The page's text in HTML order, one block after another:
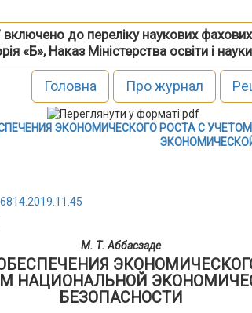
включено до переліку наукових
«Б», Наказ Міністерства освіти і
Головна Про журнал
ЭКОНОМИЧЕСКОГО РОСТА С
М. Т. Аббасзаде
НАЦИОНАЛЬНОЙ
БЕЗОПАСНОСТИ